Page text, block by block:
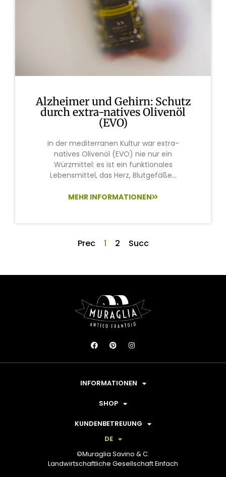
Alzheimer und Gehirn: Schutz
durch extra-natives Olivenöl
(EVO)
In der mediterranen Kultur war extra-
natives Olivenöl (EVO) nie nur ein
Würzmittel: es ist ein funktionales
Lebensmittel, das Herz, Blutgefäße...
MEHR INFORMATIONEN
Prec 1 2 Succ
INFORMATIONEN
SHOP
KUNDENBETREUUNG
DE
©Muraglia Savino & C.
Landwirtschaftliche Gesellschaft Einfach